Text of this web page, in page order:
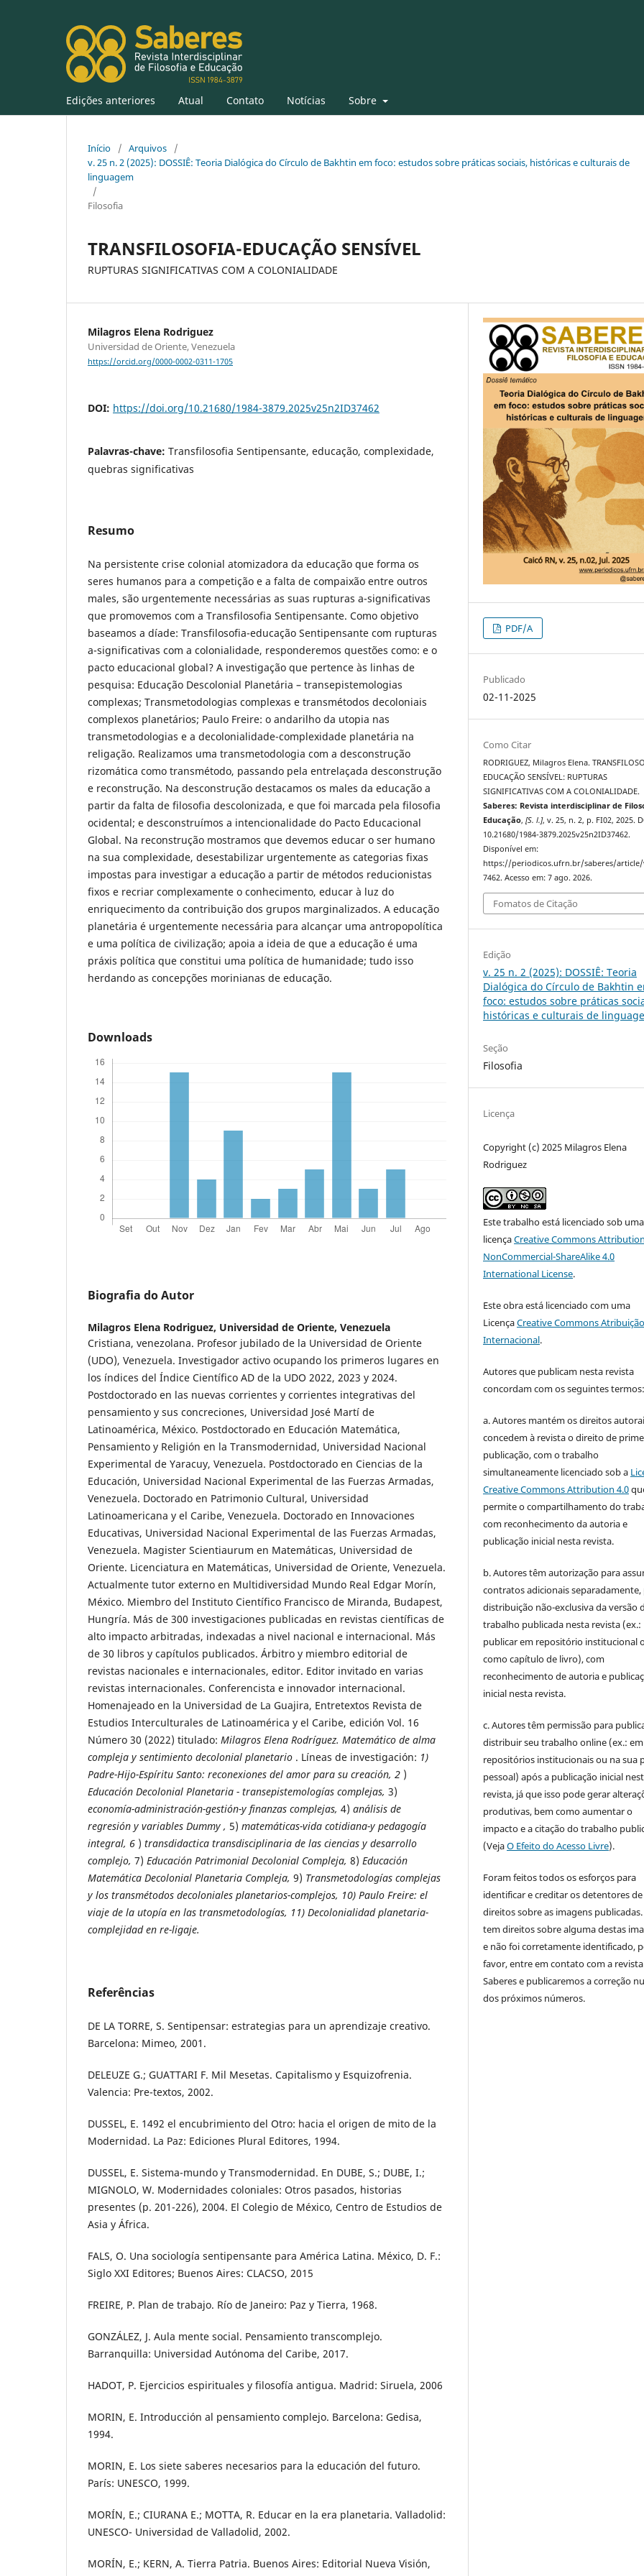
Edições anteriores Atual Contato Notícias Sobre
Início / Arquivos
/
v. 25 n. 2 (2025): DOSSIÊ: Teoria Dialógica do Círculo de Bakhtin em foco: estudos sobre práticas sociais, históricas e culturais de
linguagem
/
Filosofia
TRANSFILOSOFIA-EDUCAÇÃO SENSÍVEL
RUPTURAS SIGNIFICATIVAS COM A COLONIALIDADE
Milagros Elena Rodriguez
Universidad de Oriente, Venezuela
https://orcid.org/0000-0002-0311-1705
DOI: https://doi.org/10.21680/1984-3879.2025v25n2ID37462
Palavras-chave: Transfilosofia Sentipensante, educação, complexidade,
quebras significativas
Resumo
Na persistente crise colonial atomizadora da educação que forma os
seres humanos para a competição e a falta de compaixão entre outros
males, são urgentemente necessárias as suas rupturas a-significativas
que promovemos com a Transfilosofia Sentipensante. Como objetivo
baseamos a díade: Transfilosofia-educação Sentipensante com rupturas
a-significativas com a colonialidade, responderemos questões como: e o
pacto educacional global? A investigação que pertence às linhas de
pesquisa: Educação Descolonial Planetária – transepistemologias
complexas; Transmetodologias complexas e transmétodos decoloniais
complexos planetários; Paulo Freire: o andarilho da utopia nas
transmetodologias e a decolonialidade-complexidade planetária na
religação. Realizamos uma transmetodologia com a desconstrução
rizomática como transmétodo, passando pela entrelaçada desconstrução
e reconstrução. Na desconstrução destacamos os males da educação a
partir da falta de filosofia descolonizada, e que foi marcada pela filosofia
ocidental; e desconstruímos a intencionalidade do Pacto Educacional
Global. Na reconstrução mostramos que devemos educar o ser humano
na sua complexidade, desestabilizar urgentemente as categorias fixas
impostas para investigar a educação a partir de métodos reducionistas
fixos e recriar complexamente o conhecimento, educar à luz do
enriquecimento da contribuição dos grupos marginalizados. A educação
planetária é urgentemente necessária para alcançar uma antropopolítica
e uma política de civilização; apoia a ideia de que a educação é uma
práxis política que constitui uma política de humanidade; tudo isso
herdando as concepções morinianas de educação.
Downloads
Biografia do Autor
Milagros Elena Rodriguez, Universidad de Oriente, Venezuela
Cristiana, venezolana. Profesor jubilado de la Universidad de Oriente
(UDO), Venezuela. Investigador activo ocupando los primeros lugares en
los índices del Índice Científico AD de la UDO 2022, 2023 y 2024.
Postdoctorado en las nuevas corrientes y corrientes integrativas del
pensamiento y sus concreciones, Universidad José Martí de
Latinoamérica, México. Postdoctorado en Educación Matemática,
Pensamiento y Religión en la Transmodernidad, Universidad Nacional
Experimental de Yaracuy, Venezuela. Postdoctorado en Ciencias de la
Educación, Universidad Nacional Experimental de las Fuerzas Armadas,
Venezuela. Doctorado en Patrimonio Cultural, Universidad
Latinoamericana y el Caribe, Venezuela. Doctorado en Innovaciones
Educativas, Universidad Nacional Experimental de las Fuerzas Armadas,
Venezuela. Magister Scientiaurum en Matemáticas, Universidad de
Oriente. Licenciatura en Matemáticas, Universidad de Oriente, Venezuela.
Actualmente tutor externo en Multidiversidad Mundo Real Edgar Morín,
México. Miembro del Instituto Científico Francisco de Miranda, Budapest,
Hungría. Más de 300 investigaciones publicadas en revistas científicas de
alto impacto arbitradas, indexadas a nivel nacional e internacional. Más
de 30 libros y capítulos publicados. Árbitro y miembro editorial de
revistas nacionales e internacionales, editor. Editor invitado en varias
revistas internacionales. Conferencista e innovador internacional.
Homenajeado en la Universidad de La Guajira, Entretextos Revista de
Estudios Interculturales de Latinoamérica y el Caribe, edición Vol. 16
Número 30 (2022) titulado: Milagros Elena Rodríguez. Matemático de alma
compleja y sentimiento decolonial planetario . Líneas de investigación: 1)
Padre-Hijo-Espíritu Santo: reconexiones del amor para su creación, 2 )
Educación Decolonial Planetaria - transepistemologías complejas, 3)
economía-administración-gestión-y finanzas complejas, 4) análisis de
regresión y variables Dummy , 5) matemáticas-vida cotidiana-y pedagogía
integral, 6 ) transdidactica transdisciplinaria de las ciencias y desarrollo
complejo, 7) Educación Patrimonial Decolonial Compleja, 8) Educación
Matemática Decolonial Planetaria Compleja, 9) Transmetodologías complejas
y los transmétodos decoloniales planetarios-complejos, 10) Paulo Freire: el
viaje de la utopía en las transmetodologías, 11) Decolonialidad planetaria-
complejidad en re-ligaje.
Referências
DE LA TORRE, S. Sentipensar: estrategias para un aprendizaje creativo.
Barcelona: Mimeo, 2001.
DELEUZE G.; GUATTARI F. Mil Mesetas. Capitalismo y Esquizofrenia.
Valencia: Pre-textos, 2002.
DUSSEL, E. 1492 el encubrimiento del Otro: hacia el origen de mito de la
Modernidad. La Paz: Ediciones Plural Editores, 1994.
DUSSEL, E. Sistema-mundo y Transmodernidad. En DUBE, S.; DUBE, I.;
MIGNOLO, W. Modernidades coloniales: Otros pasados, historias
presentes (p. 201-226), 2004. El Colegio de México, Centro de Estudios de
Asia y África.
FALS, O. Una sociología sentipensante para América Latina. México, D. F.:
Siglo XXI Editores; Buenos Aires: CLACSO, 2015
FREIRE, P. Plan de trabajo. Río de Janeiro: Paz y Tierra, 1968.
GONZÁLEZ, J. Aula mente social. Pensamiento transcomplejo.
Barranquilla: Universidad Autónoma del Caribe, 2017.
HADOT, P. Ejercicios espirituales y filosofía antigua. Madrid: Siruela, 2006
MORIN, E. Introducción al pensamiento complejo. Barcelona: Gedisa,
1994.
MORIN, E. Los siete saberes necesarios para la educación del futuro.
París: UNESCO, 1999.
MORÍN, E.; CIURANA E.; MOTTA, R. Educar en la era planetaria. Valladolid:
UNESCO- Universidad de Valladolid, 2002.
MORÍN, E.; KERN, A. Tierra Patria. Buenos Aires: Editorial Nueva Visión,
PDF/A
Publicado
02-11-2025
Como Citar
RODRIGUEZ, Milagros Elena.
EDUCAÇÃO SENSÍVEL: RUPTURAS
SIGNIFICATIVAS COM A COLONIALIDADE.
Saberes: Revista interdisciplinar de
Educação,[S. l.], v. 25, n. 2, p. FI02, 2025.
10.21680/1984-3879.2025v25n2ID37462.
Disponível em:
https://periodicos.ufrn.br/saberes/
7462. Acesso em: 7 ago. 2026.
Fomatos de Citação
Edição
v. 25 n. 2 (2025): DOSSIÊ: Teoria
Dialógica do Círculo de Bakhtin
foco: estudos sobre práticas
históricas e culturais de
Seção
Filosofia
Licença
Copyright (c) 2025 Milagros Elena
Rodriguez
Este trabalho está licenciado sob uma
licençaCreative Commons
NonCommercial-ShareAlike 4.0
International License.
Este obra está licenciado com uma
LicençaCreative Commons
Internacional.
Autores que publicam nesta revista
concordam com os seguintes termos:
a. Autores mantém os direitos
concedem à revista o direito de
publicação, com o trabalho
simultaneamente licenciado sob a
Creative Commons Attribution 4.0
permite o compartilhamento do
com reconhecimento da autoria e
publicação inicial nesta revista.
b. Autores têm autorização para
contratos adicionais separadamente,
distribuição não-exclusiva da versão
trabalho publicada nesta revista (ex.:
publicar em repositório institucional
como capítulo de livro), com
reconhecimento de autoria e
inicial nesta revista.
c. Autores têm permissão para
distribuir seu trabalho online (ex.: em
repositórios institucionais ou na sua
pessoal) após a publicação inicial
revista, já que isso pode gerar
produtivas, bem como aumentar o
impacto e a citação do trabalho
(VejaO Efeito do Acesso Livre).
Foram feitos todos os esforços para
identificar e creditar os detentores de
direitos sobre as imagens publicadas.
tem direitos sobre alguma destas
e não foi corretamente identificado,
favor, entre em contato com a revista
Saberes e publicaremos a correção
dos próximos números.